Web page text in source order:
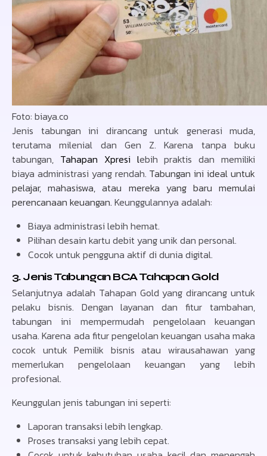
Foto: biaya.co
Jenis tabungan ini dirancang untuk generasi muda,
terutama milenial dan Gen Z. Karena tanpa buku
tabungan, Tahapan Xpresi lebih praktis dan memiliki
biaya administrasi yang rendah. Tabungan ini ideal untuk
pelajar, mahasiswa, atau mereka yang baru memulai
perencanaan keuangan. Keunggulannya adalah:
Biaya administrasi lebih hemat.
Pilihan desain kartu debit yang unik dan personal.
Cocok untuk pengguna aktif di dunia digital.
3. Jenis Tabungan BCA Tahapan Gold
Selanjutnya adalah Tahapan Gold yang dirancang untuk
pelaku bisnis. Dengan layanan dan fitur tambahan,
tabungan ini mempermudah pengelolaan keuangan
usaha. Karena ada fitur pengelolan keuangan usaha maka
cocok untuk Pemilik bisnis atau wirausahawan yang
memerlukan pengelolaan keuangan yang lebih
profesional.
Keunggulan jenis tabungan ini seperti:
Laporan transaksi lebih lengkap.
Proses transaksi yang lebih cepat.